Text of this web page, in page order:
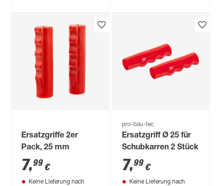
Ersatzgriffe 2er
Pack, 25 mm
7,99 €
Keine Lieferung nach
pro-bau-tec
Ersatzgriff Ø 25 für
Schubkarren 2 Stück
7,99 €
Keine Lieferung nach